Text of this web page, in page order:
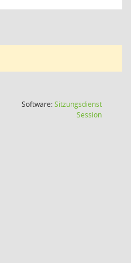
Software:Sitzungsdienst
Session(Wird in